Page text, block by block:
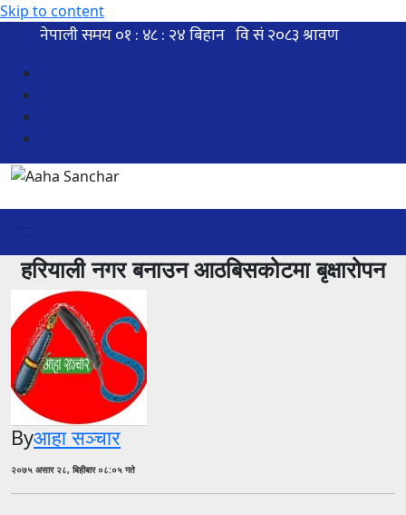
Skip to content
हरियाली नगर बनाउन आठबिसकोटमा बृक्षारोपन
Byआहा सञ्चार
२०७५ असार २८, बिहीबार ०८:०५ गते